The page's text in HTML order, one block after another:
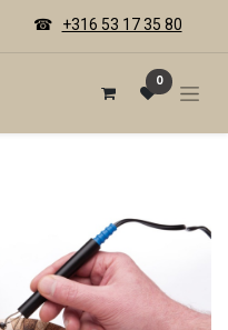
☎ +316 53 17 35 80
0